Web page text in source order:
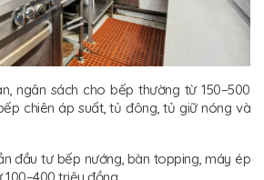
ngân sách cho bếp thường từ 150–500
chiên áp suất, tủ đông, tủ giữ nóng và
đầu tư bếp nướng, bàn topping, máy ép